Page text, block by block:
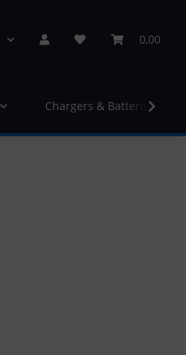
0,00
Chargers & Batteries